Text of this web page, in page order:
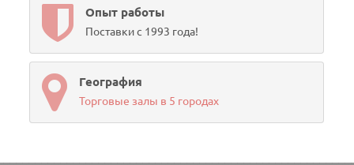
Опыт работы
Поставки с 1993 года!
География
Торговые залы в 5 городах